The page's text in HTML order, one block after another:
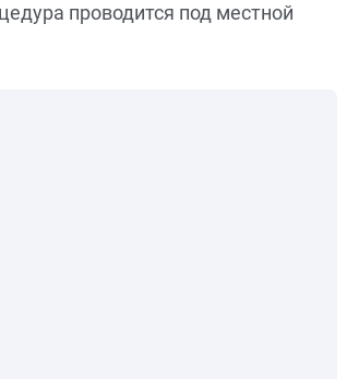
проводится под местной